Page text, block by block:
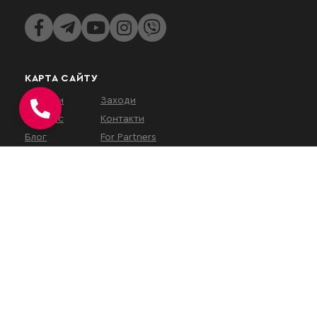
КАРТА САЙТУ
Послуги
Про нас
Блог
Заходи
Контакти
For Partners